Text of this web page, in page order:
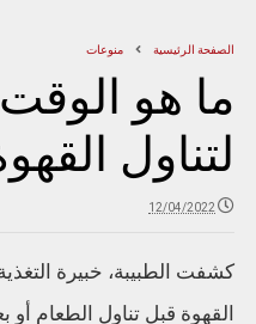
الصفحة الرئيسية منوعات
ما هو الوقت
لتناول
12/04/2022
كشفت الطبيبة، خبيرة
القهوة قبل تناول الطعام أو